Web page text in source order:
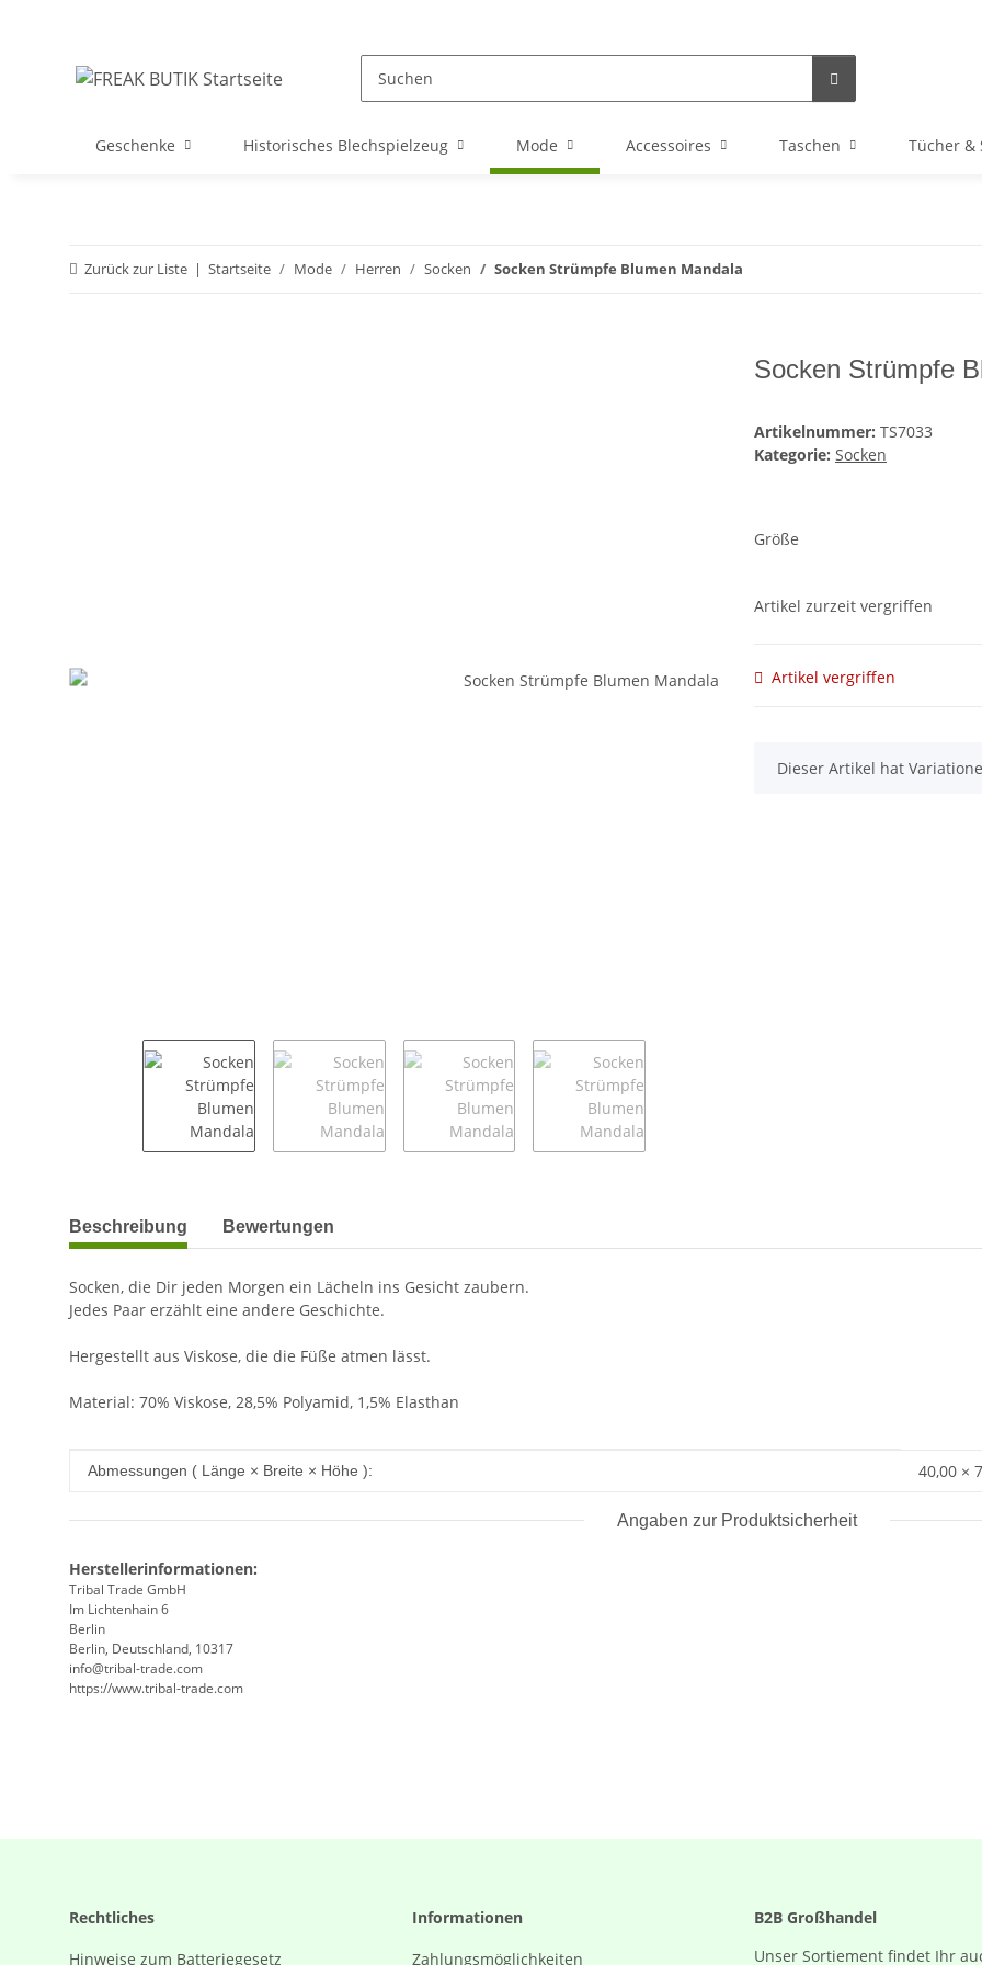
Geschenke Historisches Blechspielzeug Mode Accessoires Taschen Tücher &
Zurück zur Liste Startseite Mode Herren Socken Socken Strümpfe Blumen Mandala
Socken Strümpfe
Artikelnummer: TS7033
Kategorie: Socken
Größe
Artikel zurzeit vergriffen
Artikel vergriffen
x
Dieser Artikel hat
weitere Registerkarten anzeigen
Beschreibung Bewertungen
Socken, die Dir jeden Morgen ein Lächeln ins Gesicht zaubern.
Jedes Paar erzählt eine andere Geschichte.
Hergestellt aus Viskose, die die Füße atmen lässt.
Material: 70% Viskose, 28,5% Polyamid, 1,5% Elasthan
Produkteigenschaft
Wert
Abmessungen ( Länge × Breite × Höhe ): 40,00 ×
Angaben zur Produktsicherheit
Herstellerinformationen:
Tribal Trade GmbH
Im Lichtenhain 6
Berlin
Berlin, Deutschland, 10317
info@tribal-trade.com
https://www.tribal-trade.com
Rechtliches
Hinweise zum Batteriegesetz
Informationen
Zahlungsmöglichkeiten
B2B Großhandel
Unser Sortiement findet Ihr